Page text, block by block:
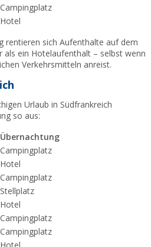
Campingplatz
Hotel
rentieren sich Aufenthalte auf dem
als ein Hotelaufenthalt – selbst wenn
Verkehrsmitteln anreist.
Urlaub in Südfrankreich
so aus:
Übernachtung
Campingplatz
Hotel
Campingplatz
Stellplatz
Hotel
Campingplatz
Campingplatz
Hotel